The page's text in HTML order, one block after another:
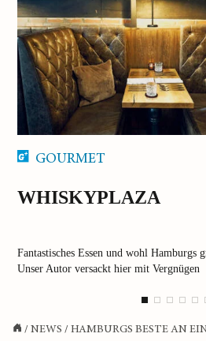
GOURMET
WHISKYPLAZA
Fantastisches Essen und wohl Hamburgs
Unser Autor versackt hier mit Vergnügen
/ NEWS / HAMBURGS BESTE AN